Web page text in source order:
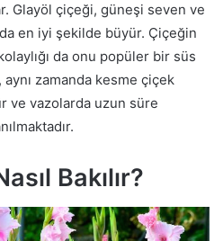
Glayöl çiçeği, güneşi seven ve
en iyi şekilde büyür. Çiçeğin
da onu popüler bir süs
zamanda kesme çiçek
ve vazolarda uzun süre
Bakılır?